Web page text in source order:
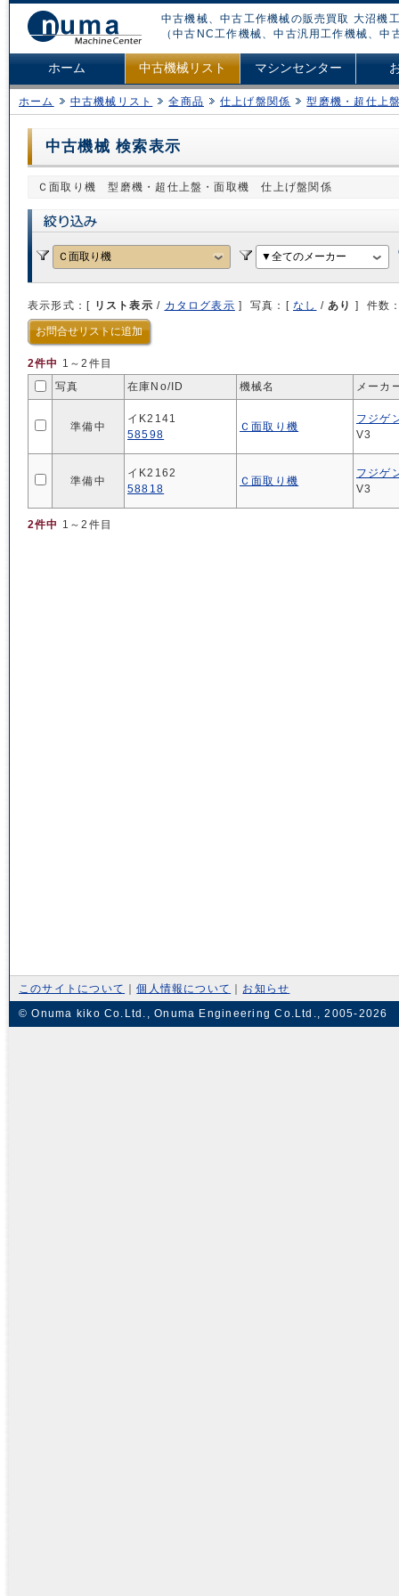
中古機械、中古工作機械の販売買取 大沼機
（中古NC工作機械、中古汎用工作機械、
ホーム 中古機械リスト マシンセンター
ホーム 中古機械リスト 全商品 仕上げ盤関係 型磨機・超仕上
中古機械 検索表示
Ｃ面取り機 型磨機・超仕上盤・面取機 仕上げ盤関係
表示形式：[ リスト表示 / カタログ表示 ] 写真：[ なし / あり ] 件数
お問合せリストに追加
2件中 1～2件目
写真
在庫No/ID 機械名 メーカ
2件中 1～2件目
準備中
イK2141
58598
Ｃ面取り機
フジゲ
V3
準備中
イK2162
58818
Ｃ面取り機
フジゲ
V3
このサイトについて ｜個人情報について
お知らせ
© Onuma kiko Co.Ltd., Onuma Engineering Co.Ltd., 2005-2026